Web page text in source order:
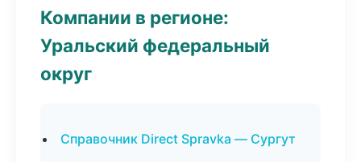
Компании в регионе:
Уральский федеральный
округ
Справочник Direct Spravka — Сургут